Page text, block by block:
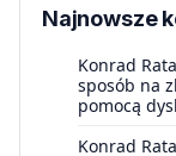
Najnowsze
Konrad
sposób na
pomocą
Konrad